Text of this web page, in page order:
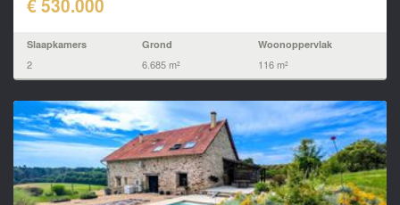
€ 530.000
Slaapkamers
2
Grond
6.685 m²
Woonoppervlak
116 m²